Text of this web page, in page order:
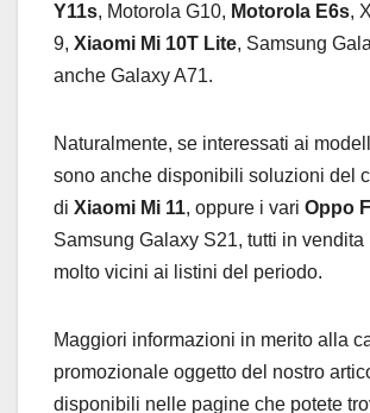
Y11s, Motorola G10, Motorola E6s,
9, Xiaomi Mi 10T Lite, Samsung
anche Galaxy A71.
Naturalmente, se interessati ai
sono anche disponibili soluzioni del
di Xiaomi Mi 11, oppure i vari Oppo
Samsung Galaxy S21, tutti in vendita
molto vicini ai listini del periodo.
Maggiori informazioni in merito alla
promozionale oggetto del nostro
disponibili nelle pagine che potete